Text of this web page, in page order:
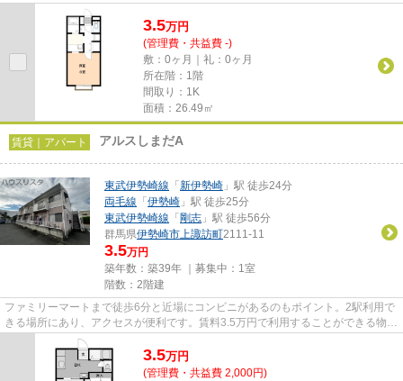
だけます。当社イチオシの物件...
3.5万円
(管理費・共益費 -)
敷：0ヶ月｜礼：0ヶ月
所在階：1階
間取り：1K
面積：26.49㎡
賃貸｜アパート アルスしまだA
東武伊勢崎線 「 新伊勢崎 」駅 徒歩24分
両毛線 「 伊勢崎 」駅 徒歩25分
東武伊勢崎線 「 剛志 」駅 徒歩56分
群馬県伊勢崎市上諏訪町2111-11
3.5万円
築年数：築39年 ｜募集中： 1室
階数：2階建
ファミリーマートまで徒歩6分と近場にコンビニがあるのもポイント。2駅利用で
きる場所にあり、アクセスが便利です。賃料3.5万円で利用することができる物件
です。当社イチオシの物件の...
3.5万円
(管理費・共益費 2,000円)